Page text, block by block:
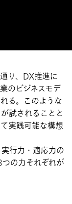
り、DX推進に
のビジネスモデ
る。このような
試されることと
実践可能な構想
行力・適応力の
の力それぞれが